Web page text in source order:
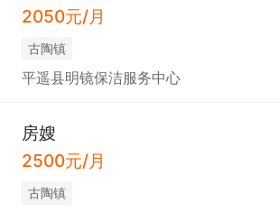
2050元/月
古陶镇
平遥县明镜保洁服务中心
房嫂
2500元/月
古陶镇